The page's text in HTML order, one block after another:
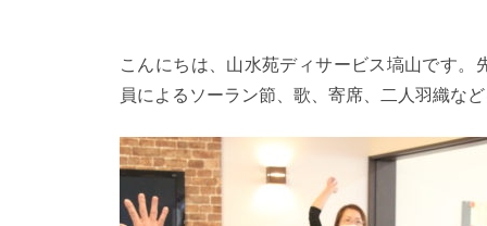
こんにちは、山水苑ディサービス塙山です。
員によるソーラン節、歌、寄席、二人羽織な